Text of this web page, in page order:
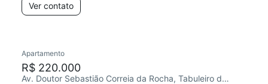
Ver contato
Apartamento
R$ 220.000
Av. Doutor Sebastião Correia da Rocha, Tabuleiro do Martins